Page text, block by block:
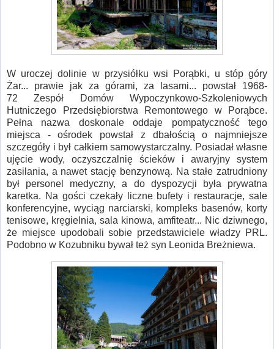
W uroczej dolinie w przysiółku wsi Porąbki, u stóp góry
Żar... prawie jak za górami, za lasami... powstał 1968-
72 Zespół Domów Wypoczynkowo-Szkoleniowych
Hutniczego Przedsiębiorstwa Remontowego w Porąbce.
Pełna nazwa doskonale oddaje pompatyczność tego
miejsca - ośrodek powstał z dbałością o najmniejsze
szczegóły i był całkiem samowystarczalny. Posiadał własne
ujęcie wody, oczyszczalnię ścieków i awaryjny system
zasilania, a nawet stację benzynową. Na stałe zatrudniony
był personel medyczny, a do dyspozycji była prywatna
karetka. Na gości czekały liczne bufety i restauracje, sale
konferencyjne, wyciąg narciarski, kompleks basenów, korty
tenisowe, kręgielnia, sala kinowa, amfiteatr... Nic dziwnego,
że miejsce upodobali sobie przedstawiciele władzy PRL.
Podobno w Kozubniku bywał też syn Leonida Breżniewa.